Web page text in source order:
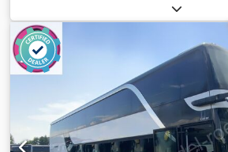
, loại truyền
động, hạng mục khí thải:Euro 6, màu
bộ giảm tốc
,
trình cân bằng điện tử (ESP), hệ thống
(immobilizer), khóa trung tâm, kiểm
kiểm soát lực kéo, trợ lực lái, điều
sương mù,